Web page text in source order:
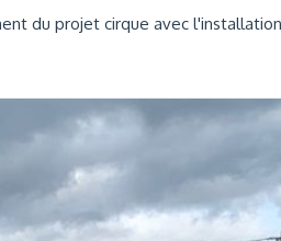
du projet cirque avec